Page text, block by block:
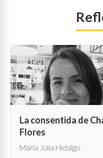
La consentida de
Flores
María Julia Hidalgo